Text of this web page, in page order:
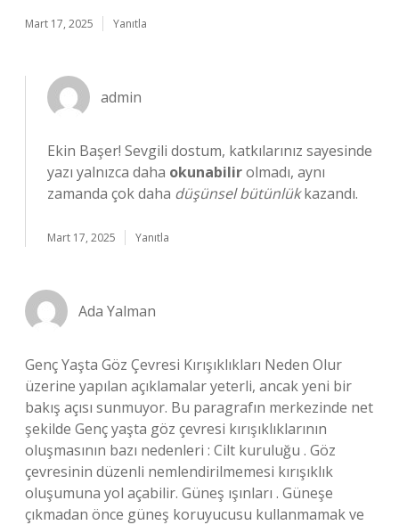
Mart 17, 2025 Yanıtla
admin
Ekin Başer! Sevgili dostum, katkılarınız sayesinde
yazı yalnızca daha okunabilirolmadı, aynı
zamanda çok daha düşünsel bütünlükkazandı.
Mart 17, 2025 Yanıtla
Ada Yalman
Genç Yaşta Göz Çevresi Kırışıklıkları Neden Olur
üzerine yapılan açıklamalar yeterli, ancak yeni bir
bakış açısı sunmuyor. Bu paragrafın merkezinde net
şekilde Genç yaşta göz çevresi kırışıklıklarının
oluşmasının bazı nedenleri : Cilt kuruluğu . Göz
çevresinin düzenli nemlendirilmemesi kırışıklık
oluşumuna yol açabilir. Güneş ışınları . Güneşe
çıkmadan önce güneş koruyucusu kullanmamak ve